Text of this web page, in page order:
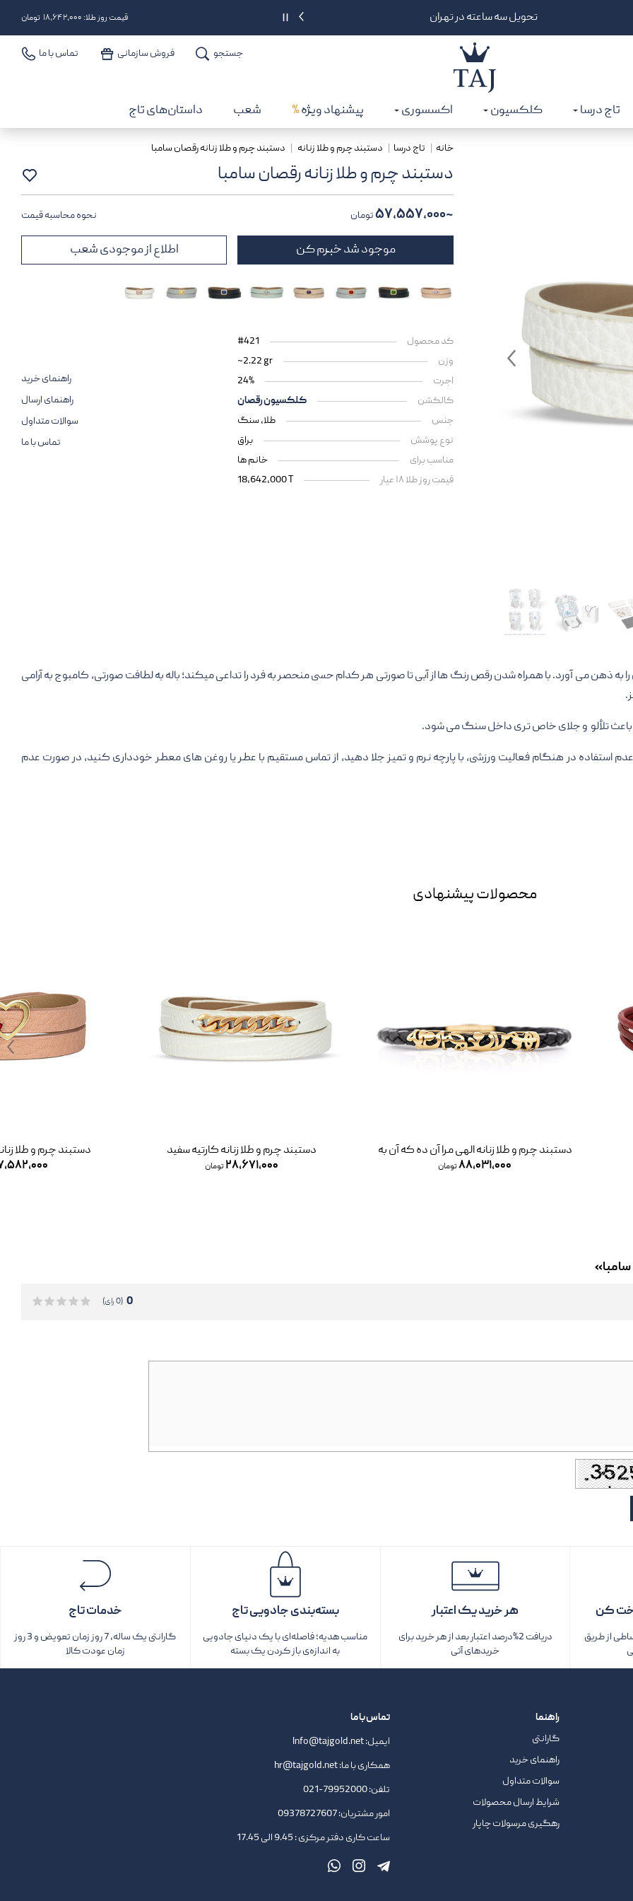
تحویل سه ساعته در تهران || قیمت روز طلا: ۱۸,۶۴۲,۰۰۰ تومان
جستجو فروش سازمانی تماس با ما
تاج درسا کلکسیون اکسسوری پیشنهاد ویژه% شعب داستان‌های تاج
خانه تاج درسا دستبند چرم و طلا زنانه دستبند چرم و طلا زنانه رقصان سامبا
دستبند چرم و طلا زنانه رقصان سامبا
~۵۷,۵۵۷,۰۰۰ تومان نحوه محاسبه قیمت
موجود شد خبرم کن اطلاع از موجودی شعب
کد محصول
#421
وزن
~2.22 gr
اجرت
24%
کالکشن
کلکسیون رقصان
جنس
طلا، سنگ
نوع پوشش
براق
مناسب برای
خانم ها
قیمت روز طلا ۱۸ عیار
18,642,000 T
راهنمای خرید
راهنمای ارسال
سوالات متداول
تماس با ما
به ذهن می آورد. با همراه شدن رقص رنگ ها از آبی تا صورتی هر کدام حسی منحصر به فرد را تداعی میکند؛ باله به لطافت صورتی، کامبوج به آرامی
تلألو و جلای خاص تری داخل سنگ می شود.
در هنگام فعالیت ورزشی، با پارچه نرم و تمیز جلا دهید، از تماس مستقیم با عطر یا روغن های معطر خودداری کنید، در صورت عدم
محصولات پیشنهادی
دستبند چرم و طلا زنانه الهی مرا آن ده که آن به
۸۸,۰۳۱,۰۰۰تومان
دستبند چرم و طلا زنانه کارتیه سفید
۲۸,۶۷۱,۰۰۰تومان
دستبند چرم و طلا
0 (0 رای)
کن
از طریق
هر خرید یک اعتبار
دریافت 2%درصد اعتبار بعد از هر خرید برای
خریدهای آتی
بسته‌بندی جادویی تاج
مناسب هدیه؛ فاصله‌ای با یک دنیای جادویی
به اندازه‌ی باز کردن یک بسته‌
خدمات تاج
گارانتی یک ساله، 7 روز زمان تعویض و 3 روز
زمان عودت کالا
راهنما
گارانتی
راهنمای خرید
سوالات متداول
شرایط ارسال محصولات
رهگیری مرسولات چاپار
تماس با ما
ایمیل:Info@tajgold.net
همکاری با ما:hr@tajgold.net
تلفن:79952000-021
امور مشتریان:
ساعت کاری دفتر مرکزی : 9.45 الی 17.45